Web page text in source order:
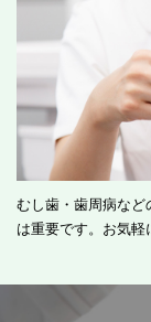
むし歯・歯周病な
は重要です。お気軽